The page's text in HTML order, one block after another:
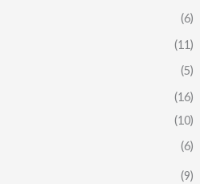
(6)
(11)
(5)
(16)
(10)
(6)
(9)